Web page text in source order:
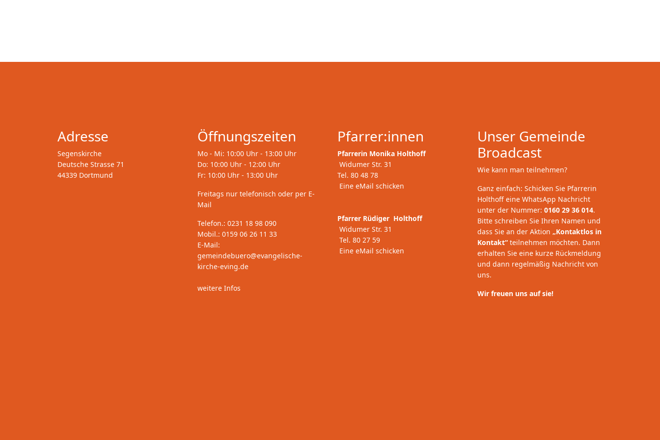
Adresse
Segenskirche
Deutsche Strasse 71
44339 Dortmund
Öffnungszeiten
Mo - Mi: 10:00 Uhr - 13:00 Uhr
Do: 10:00 Uhr - 12:00 Uhr
Fr: 10:00 Uhr - 13:00 Uhr
Freitags nur telefonisch oder per E-
Mail
Telefon.: 0231 18 98 090
Mobil.: 0159 06 26 11 33
E-Mail:
gemeindebuero@evangelische-
kirche-eving.de
weitere Infos
Pfarrer:innen
Pfarrerin Monika Holthoff
Widumer Str. 31
Tel. 80 48 78
Eine eMail schicken
Pfarrer Rüdiger Holthoff
Widumer Str. 31
Tel. 80 27 59
Eine eMail schicken
Unser Gemeinde
Broadcast
Wie kann man teilnehmen?
Ganz einfach: Schicken Sie Pfarrerin
Holthoff eine WhatsApp Nachricht
unter der Nummer: 0160 29 36 014.
Bitte schreiben Sie Ihren Namen und
dass Sie an der Aktion „Kontaktlos in
Kontakt“ teilnehmen möchten. Dann
erhalten Sie eine kurze Rückmeldung
und dann regelmäßig Nachricht von
uns.
Wir freuen uns auf sie!